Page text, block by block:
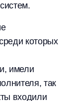
которых
имели
так
входили